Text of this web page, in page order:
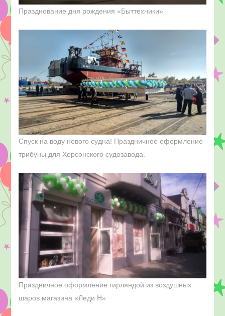
Празднование дня рождения «Быттехники»
Спуск на воду нового судна! Праздничное оформление
трибуны для Херсонского судозавода.
Праздничное оформление гирляндой из воздушных
шаров магазина «Леди Н»